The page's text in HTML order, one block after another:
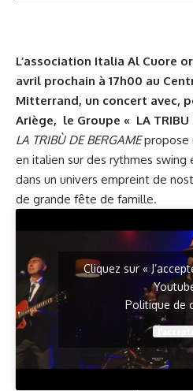
L’association Italia Al Cuore
avril prochain à 17h00 au
Mitterrand, un concert avec,
Ariège, le Groupe « LA TRIBU
LA TRIBÙ DE BERGAME propose
en italien sur des rythmes
dans un univers empreint de
de grande fête de famille.
Cliquez sur «
Politique de